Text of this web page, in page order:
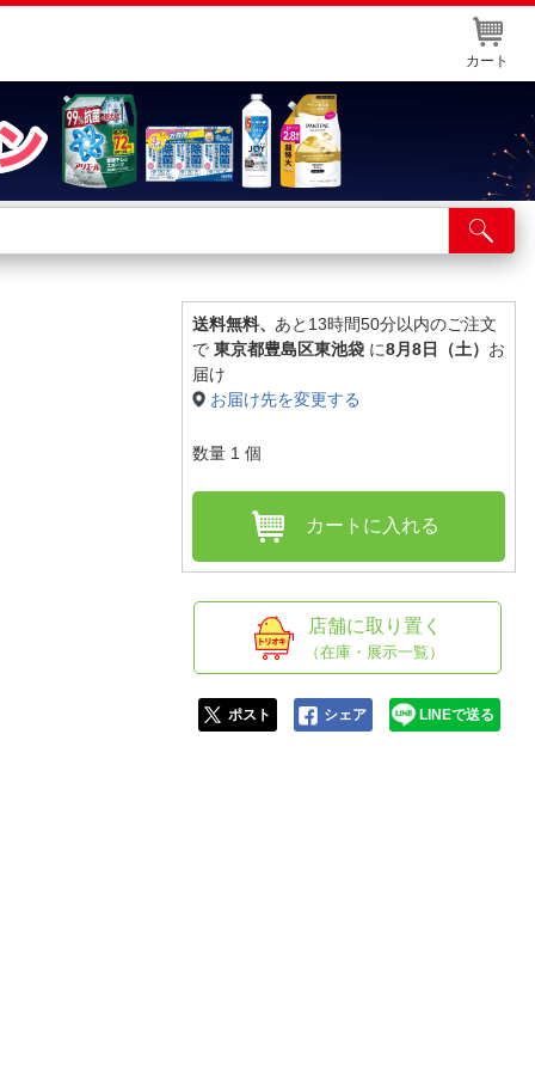
カート
舗サービス
ト取り置き
送料無料、 あと13時間50分以内のご注文
で 東京都豊島区東池袋 に8月8日（土） お
届け
お届け先を変更する
数量 1 個
カートに入れる
店舗に取り置く
（在庫・展示一覧）
ポスト シェア LINEで送る